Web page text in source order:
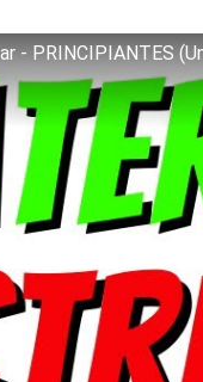
- PRINCIPIANTES